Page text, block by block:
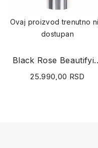
Ovaj proizvod trenutno
dostupan
Black Rose
25.990,00 RSD